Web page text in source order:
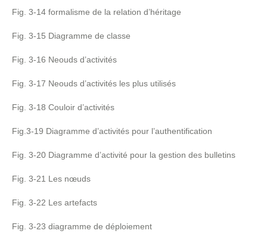
Fig. 3-14 formalisme de la relation d’héritage
Fig. 3-15 Diagramme de classe
Fig. 3-16 Neouds d’activités
Fig. 3-17 Neouds d’activités les plus utilisés
Fig. 3-18 Couloir d’activités
Fig.3-19 Diagramme d’activités pour l’authentification
Fig. 3-20 Diagramme d’activité pour la gestion des bulletins
Fig. 3-21 Les nœuds
Fig. 3-22 Les artefacts
Fig. 3-23 diagramme de déploiement